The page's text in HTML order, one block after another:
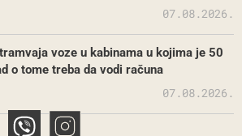
07.08.2026.
voze u kabinama u kojima je 50
o tome treba da vodi računa
07.08.2026.